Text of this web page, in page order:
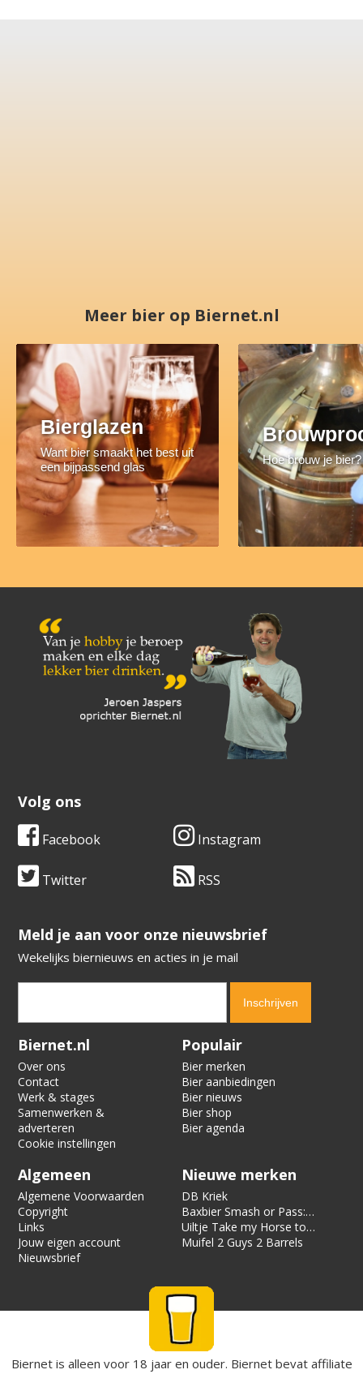
Meer bier op Biernet.nl
Bierglazen
Want bier smaakt het best uit
een bijpassend glas
Hoe brouw je bier?
Volg ons
Facebook Instagram
Twitter RSS
​​​​​​​Meld je aan voor onze nieuwsbrief
Wekelijks biernieuws en acties in je mail
Verification code:
Biernet.nl
Over ons
Contact
Werk & stages
Samenwerken &
adverteren
Cookie instellingen
Populair
Bier merken
Bier aanbiedingen
Bier nieuws
Bier shop
Bier agenda
Algemeen
Algemene Voorwaarden
Copyright
Links
Jouw eigen account
Nieuwsbrief
Nieuwe merken
DB Kriek
Baxbier Smash or Pass:
Strata
Uiltje Take my Horse to
the Hotel Room
Muifel 2 Guys 2 Barrels
Biernet is alleen voor 18 jaar en ouder. Biernet bevat affiliate